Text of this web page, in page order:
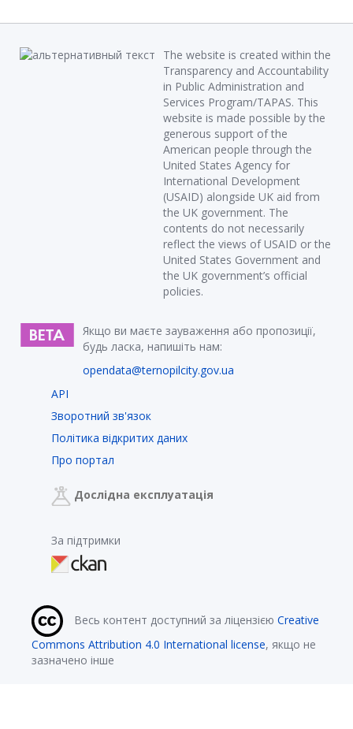
The website is created within the
Transparency and Accountability
in Public Administration and
Services Program/TAPAS. This
website is made possible by the
generous support of the
American people through the
United States Agency for
International Development
(USAID) alongside UK aid from
the UK government. The
contents do not necessarily
reflect the views of USAID or the
United States Government and
the UK government’s official
policies.
Якщо ви маєте зауваження або пропозиції,
будь ласка, напишіть нам:
opendata@ternopilcity.gov.ua
API
Зворотний зв'язок
Політика відкритих даних
Про портал
Дослідна експлуатація
За підтримки
Весь контент доступний за ліцензією Creative
Commons Attribution 4.0 International license, якщо не
зазначено інше